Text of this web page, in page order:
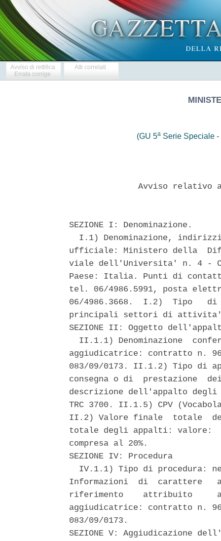
Avviso di rettifica
Errata corrige
Atti correlati
(GU 5aSerie Speciale -
Avviso relativo
SEZIONE I: Denominazione.
I.1) Denominazione,
ufficiale: Ministero della
viale dell'Universita' n. 4 -
Paese: Italia. Punti di
tel. 06/4986.5991, posta
06/4986.3668.  I.2)  Tipo
principali settori di
SEZIONE II: Oggetto
II.1.1) Denominazione
aggiudicatrice: contratto n.
083/09/0173. II.1.2) Tipo di
consegna o di  prestazione
descrizione dell'appalto
TRC 3700. II.1.5) CPV
II.2) Valore finale  totale
totale degli appalti: valore:
compresa al 20%.
SEZIONE IV: Procedura
IV.1.1) Tipo di procedura:
Informazioni  di  carattere
riferimento    attribuito
aggiudicatrice: contratto n.
083/09/0173.
SEZIONE V: Aggiudicazione